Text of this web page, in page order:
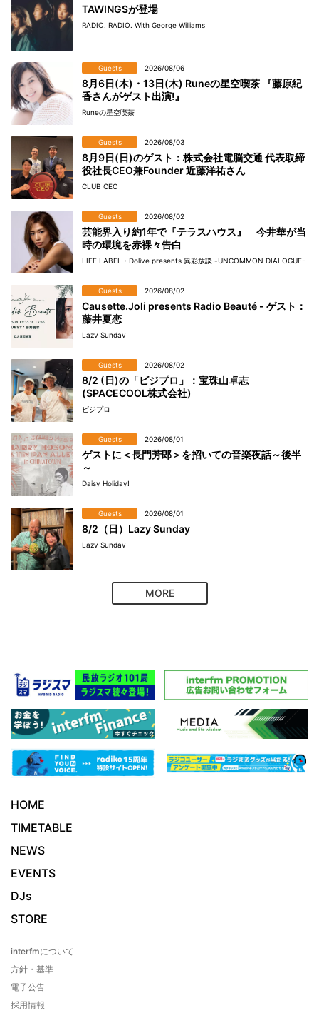
TAWINGSが登場
RADIO. RADIO. With George Williams
Guests 2026/08/06
8月6日(木)・13日(木) Runeの星空喫茶 『藤原紀
香さんがゲスト出演!』
Runeの星空喫茶
Guests 2026/08/03
8月9日(日)のゲスト：株式会社電脳交通 代表取締
役社長CEO兼Founder 近藤洋祐さん
CLUB CEO
Guests 2026/08/02
芸能界入り約1年で『テラスハウス』 今井華が当
時の環境を赤裸々告白
LIFE LABEL・Dolive presents 異彩放談 -UNCOMMON DIALOGUE-
Guests 2026/08/02
Causette.Joli presents Radio Beauté - ゲスト：
藤井夏恋
Lazy Sunday
Guests 2026/08/02
8/2 (日)の「ビジプロ」：宝珠山卓志
(SPACECOOL株式会社)
ビジプロ
Guests 2026/08/01
ゲストに＜長門芳郎＞を招いての音楽夜話～後半
～
Daisy Holiday!
Guests 2026/08/01
8/2（日）Lazy Sunday
Lazy Sunday
MORE
HOME
TIMETABLE
NEWS
EVENTS
DJs
STORE
interfmについて
方針・基準
電子公告
採用情報